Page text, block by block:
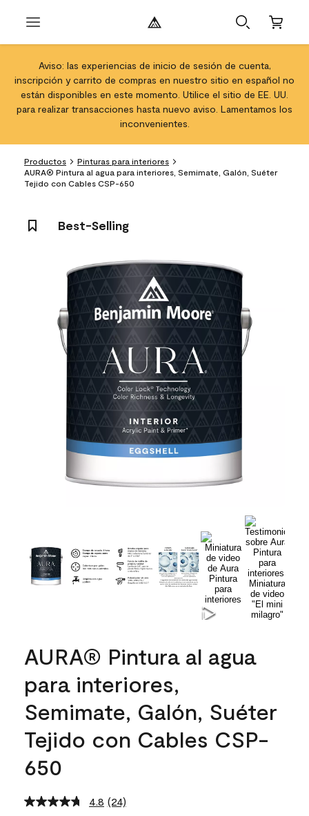
Aviso: las experiencias de inicio de sesión de cuenta,
inscripción y carrito de compras en nuestro sitio en español no
están disponibles en este momento. Utilice el sitio de EE. UU.
para realizar transacciones hasta nuevo aviso. Lamentamos los
inconvenientes.
Productos
Pinturas para interiores
AURA® Pintura al agua para interiores, Semimate, Galón, Suéter
Tejido con Cables CSP-650
Best-Selling
AURA® Pintura al agua
para interiores,
Semimate, Galón, Suéter
Tejido con Cables CSP-
650
4.8 Read
(24)